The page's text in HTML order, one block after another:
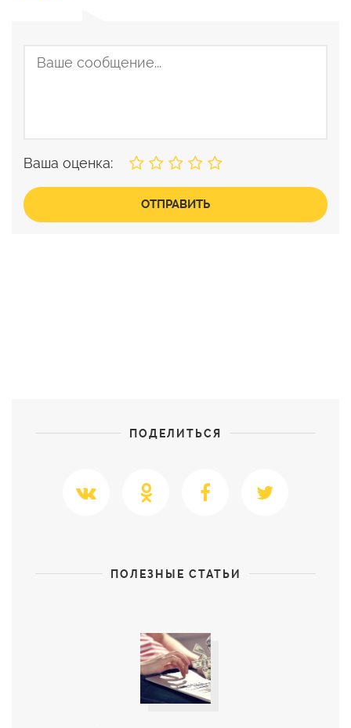
Ваша оценка:
ОТПРАВИТЬ
ПОДЕЛИТЬСЯ
ПОЛЕЗНЫЕ СТАТЬИ